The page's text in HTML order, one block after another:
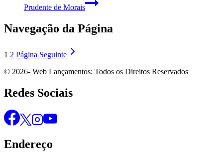
Prudente de Morais
Navegação da Página
1 2 Página Seguinte
© 2026- Web Lançamentos: Todos os Direitos Reservados
Redes Sociais
Endereço